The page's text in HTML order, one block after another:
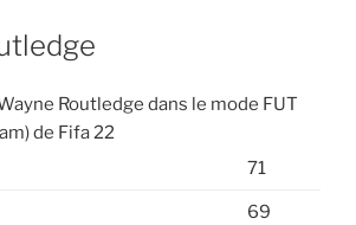
Routledge dans le mode FUT
de Fifa 22
71
69